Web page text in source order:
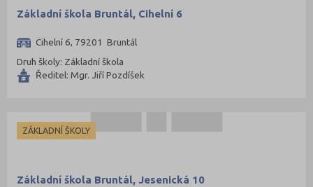
Základní škola Bruntál, Cihelní 6
Cihelní 6, 79201 Bruntál
Druh školy: Základní škola
Ředitel: Mgr. Jiří Pozdíšek
ZÁKLADNÍ ŠKOLY
Základní škola Bruntál, Jesenická 10